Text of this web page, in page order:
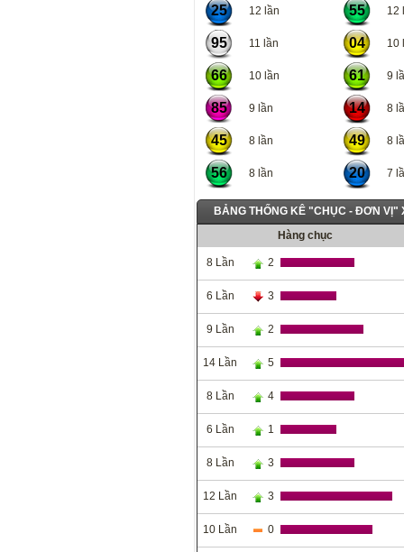
25 12 lần 55 12
95 11 lần 04 10
66 10 lần 61 9
85 9 lần 14 8
45 8 lần 49 8
56 8 lần 20 7
BẢNG THỐNG KÊ "CHỤC - ĐƠN VỊ"
Hàng chục
8 Lần 2
6 Lần 3
9 Lần 2
14 Lần 5
8 Lần 4
6 Lần 1
8 Lần 3
12 Lần 3
10 Lần 0